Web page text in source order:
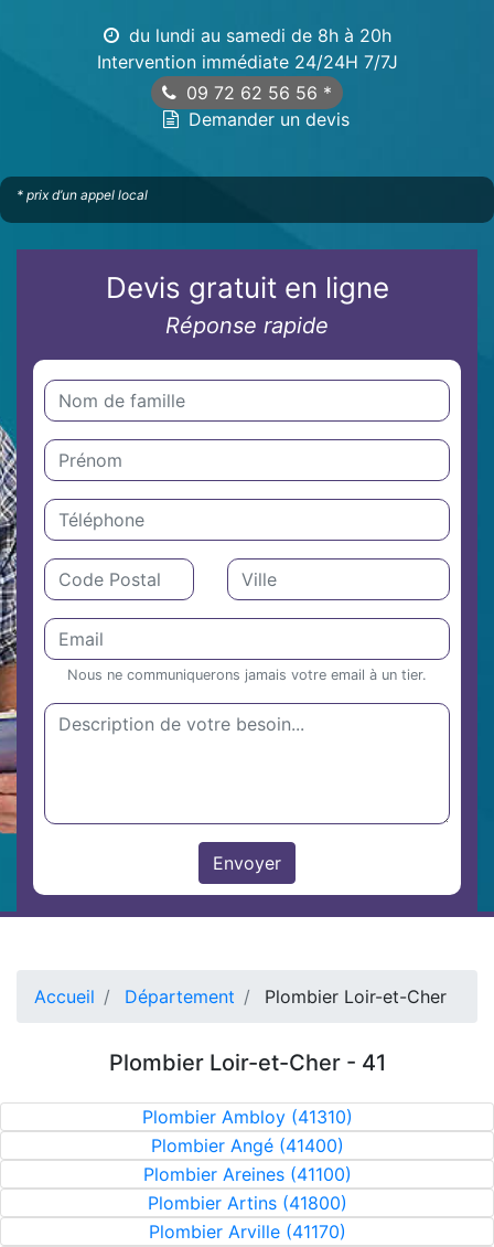
du lundi au samedi de 8h à 20h
Intervention immédiate 24/24H 7/7J
09 72 62 56 56 *
Demander un devis
* prix d’un appel local
Devis gratuit en ligne
Réponse rapide
Nous ne communiquerons jamais votre email à un tier.
Accueil Département Plombier Loir-et-Cher
Plombier Loir-et-Cher - 41
Plombier Ambloy (41310)
Plombier Angé (41400)
Plombier Areines (41100)
Plombier Artins (41800)
Plombier Arville (41170)